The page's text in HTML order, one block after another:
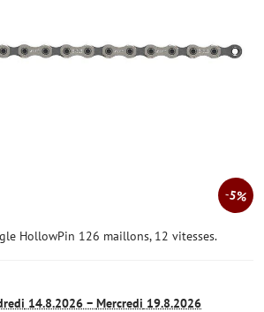
5%
HollowPin 126 maillons, 12 vitesses.
14.8.2026 − Mercredi 19.8.2026